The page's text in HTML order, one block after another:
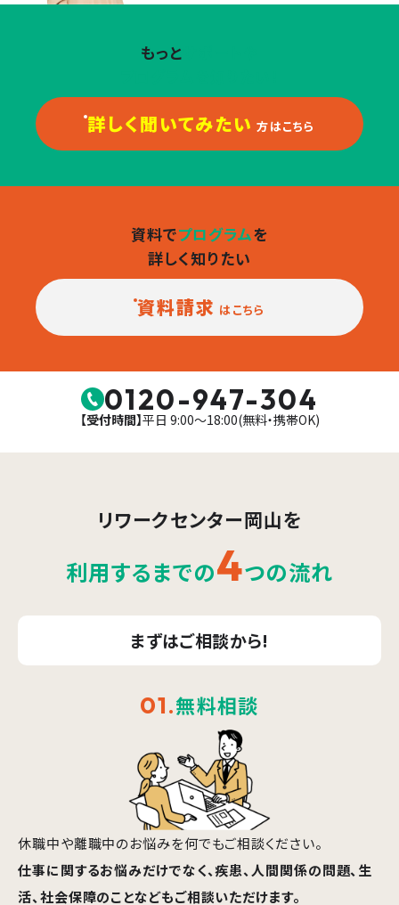
もっと
詳しく聞いてみたい 方はこちら
資料でプログラムを
詳しく知りたい
資料請求 はこちら
0120-947-304
【受付時間】平日 9:00〜18:00(無料・携帯OK)
リワークセンター岡山を
利用するまでの4つの流れ
まずはご相談から!
01.無料相談
休職中や離職中のお悩みを何でもご相談ください。
仕事に関するお悩みだけでなく、疾患、人間関係の問題、生
活、社会保障のことなどもご相談いただけます。